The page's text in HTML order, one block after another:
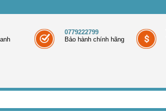
0779222799
Bảo hành chính hãng